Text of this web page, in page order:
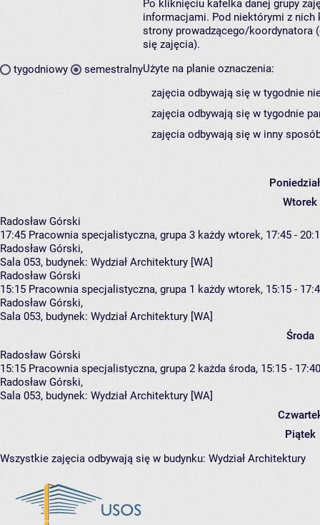
tygodniowy semestralny
Po kliknięciu kafelka danej grupy
informacjami. Pod niektórymi z nich
strony prowadzącego/koordynatora
się zajęcia).
Użyte na planie oznaczenia:
zajęcia odbywają się w tygodnie
zajęcia odbywają się w tygodnie
zajęcia odbywają się w inny
Wtorek
Radosław Górski
17:45 Pracownia specjalistyczna, grupa 3 każdy wtorek, 17:45 -
Radosław Górski,
Sala 053, budynek: Wydział Architektury [WA]
Radosław Górski
15:15 Pracownia specjalistyczna, grupa 1 każdy wtorek, 15:15 -
Radosław Górski,
Sala 053, budynek: Wydział Architektury [WA]
Środa
Radosław Górski
15:15 Pracownia specjalistyczna, grupa 2 każda środa, 15:15 - 17:40
Radosław Górski,
Sala 053, budynek: Wydział Architektury [WA]
Piątek
Wszystkie zajęcia odbywają się w budynku: Wydział Architektury